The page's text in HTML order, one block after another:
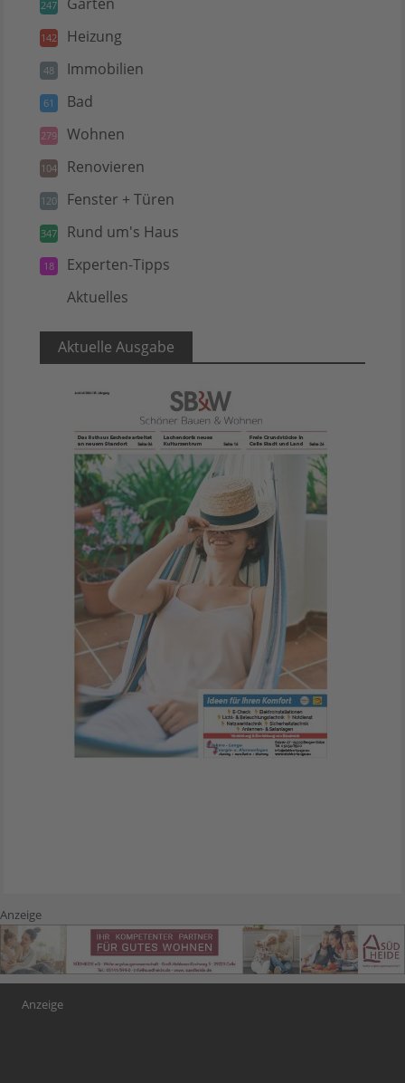
247
142 Heizung
48 Immobilien
61 Bad
279 Wohnen
104 Renovieren
120 Fenster + Türen
347 Rund um's Haus
18 Experten-Tipps
Aktuelles
Aktuelle Ausgabe
Anzeige
Anzeige